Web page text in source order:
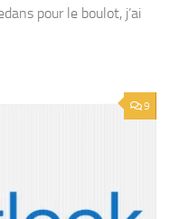
pour le boulot, j’ai
9